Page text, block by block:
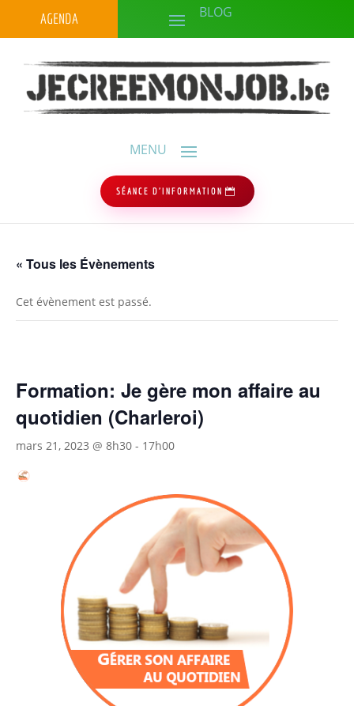
AGENDA
SÉANCE D'INFORMATION
« Tous les Évènements
Cet évènement est passé.
Formation: Je gère mon affaire au
quotidien (Charleroi)
mars 21, 2023 @ 8h30 - 17h00